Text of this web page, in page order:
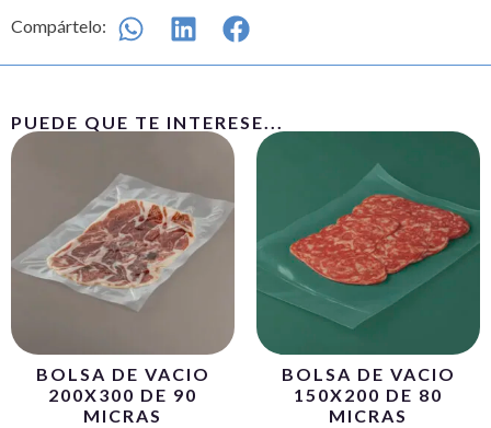
Compártelo:
PUEDE QUE TE INTERESE...
BOLSA DE VACIO
200X300 DE 90
MICRAS
BOLSA DE VACIO
150X200 DE 80
MICRAS